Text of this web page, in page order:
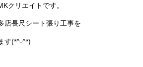
クリエイトです。
店長尺シート張り工事を
す(*^-^*)